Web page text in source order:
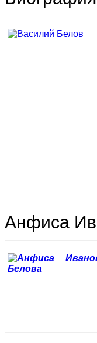
Анфиса